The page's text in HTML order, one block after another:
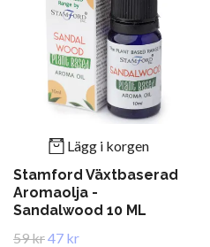
Lägg i korgen
Stamford Växtbaserad
Aromaolja -
Sandalwood 10 ML
59 kr47 kr